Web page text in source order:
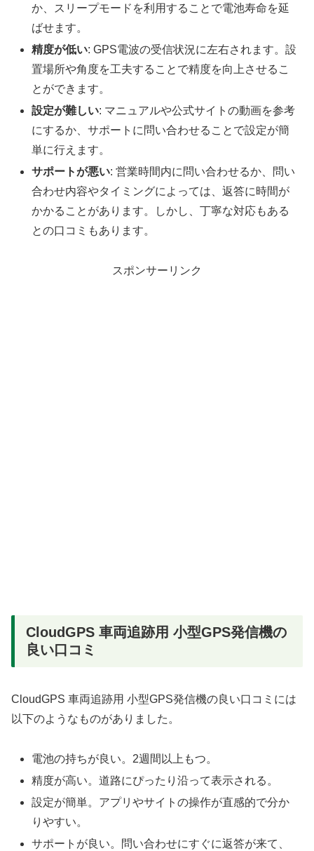
か、スリープモードを利用することで電池寿命を延
ばせます。
精度が低い: GPS電波の受信状況に左右されます。設
置場所や角度を工夫することで精度を向上させるこ
とができます。
設定が難しい: マニュアルや公式サイトの動画を参考
にするか、サポートに問い合わせることで設定が簡
単に行えます。
サポートが悪い: 営業時間内に問い合わせるか、問い
合わせ内容やタイミングによっては、返答に時間が
かかることがあります。しかし、丁寧な対応もある
との口コミもあります。
スポンサーリンク
CloudGPS 車両追跡用 小型GPS発信機の
良い口コミ
CloudGPS 車両追跡用 小型GPS発信機の良い口コミには
以下のようなものがありました。
電池の持ちが良い。2週間以上もつ。
精度が高い。道路にぴったり沿って表示される。
設定が簡単。アプリやサイトの操作が直感的で分か
りやすい。
サポートが良い。問い合わせにすぐに返答が来て、